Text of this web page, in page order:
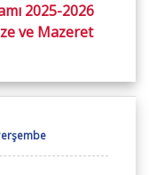
2025-2026
ve Mazeret